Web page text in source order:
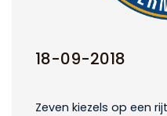
18-09-2018
Zeven kiezels op een